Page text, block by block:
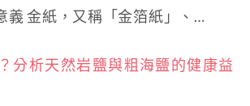
義 金紙，又稱「金箔紙」、…
分析天然岩鹽與粗海鹽的健康益